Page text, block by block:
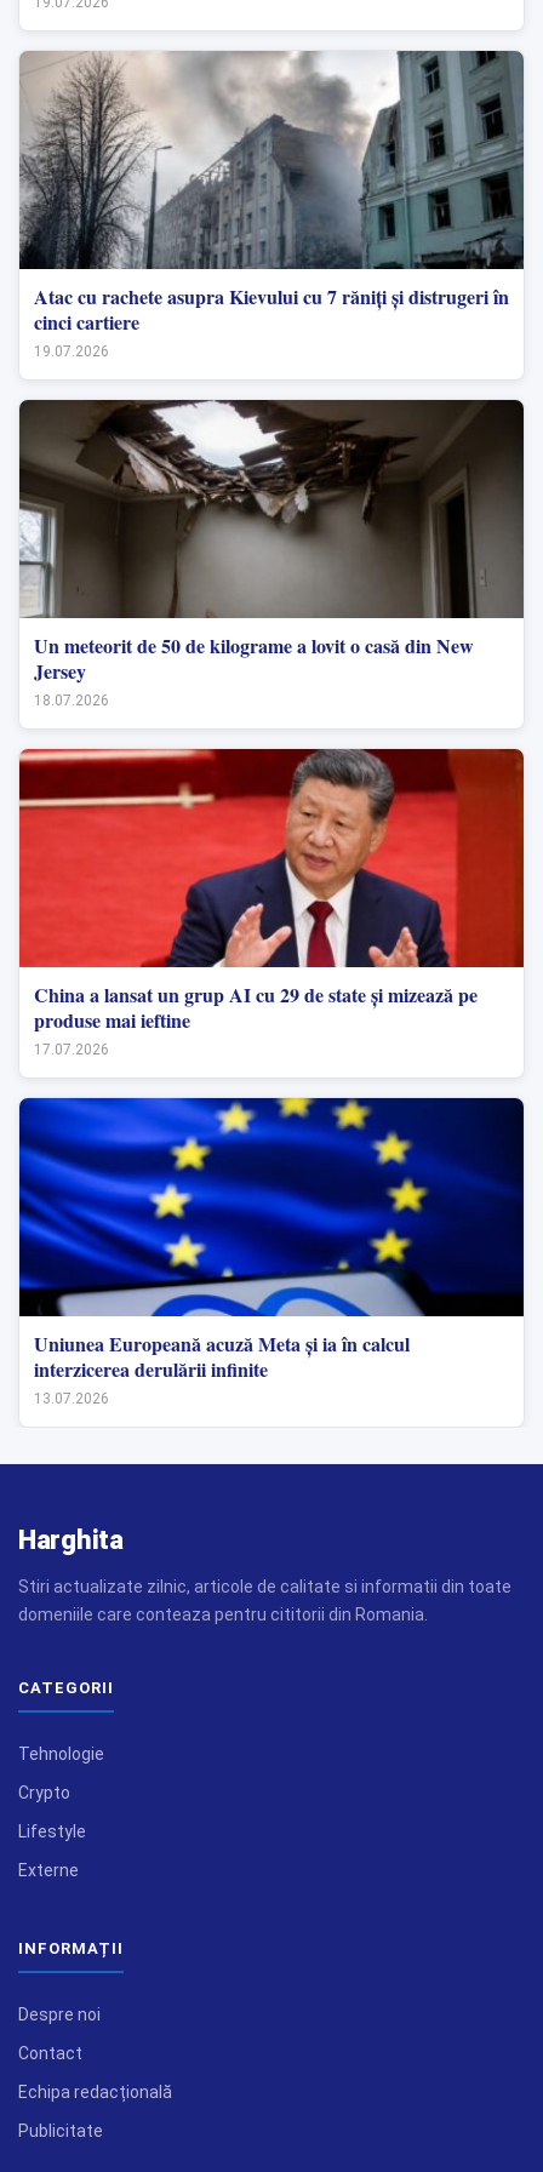
Atac cu rachete asupra Kievului cu 7 răniți și distrugeri în
cinci cartiere
19.07.2026
Un meteorit de 50 de kilograme a lovit o casă din New
Jersey
18.07.2026
China a lansat un grup AI cu 29 de state și mizează pe
produse mai ieftine
17.07.2026
Uniunea Europeană acuză Meta și ia în calcul
interzicerea derulării infinite
13.07.2026
Harghita
Stiri actualizate zilnic, articole de calitate si informatii din toate
domeniile care conteaza pentru cititorii din Romania.
CATEGORII
Tehnologie
Crypto
Lifestyle
Externe
INFORMAȚII
Despre noi
Contact
Echipa redacțională
Publicitate